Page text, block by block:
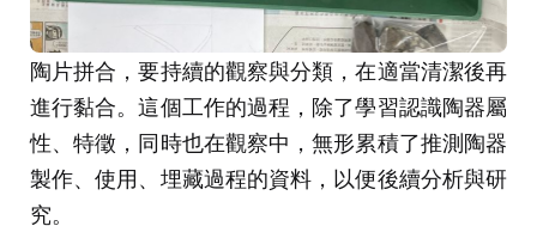
陶片拼合，要持續的觀察與分類，在適當清潔後再
進行黏合。這個工作的過程，除了學習認識陶器屬
性、特徵，同時也在觀察中，無形累積了推測陶器
製作、使用、埋藏過程的資料，以便後續分析與研
究。